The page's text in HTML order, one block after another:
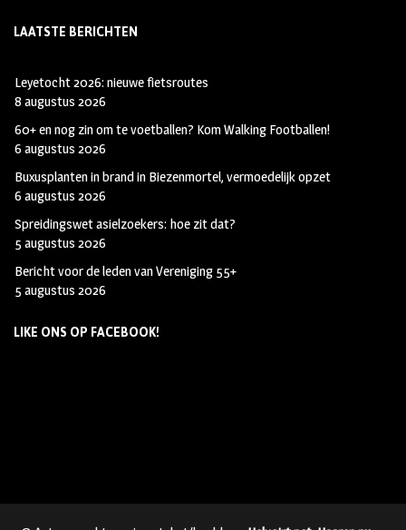
LAATSTE BERICHTEN
Leyetocht 2026: nieuwe fietsroutes
8 augustus 2026
60+ en nog zin om te voetballen? Kom Walking Footballen!
6 augustus 2026
Buxusplanten in brand in Biezenmortel, vermoedelijk opzet
6 augustus 2026
Spreidingswet asielzoekers: hoe zit dat?
5 augustus 2026
Bericht voor de leden van Vereniging 55+
5 augustus 2026
LIKE ONS OP FACEBOOK!